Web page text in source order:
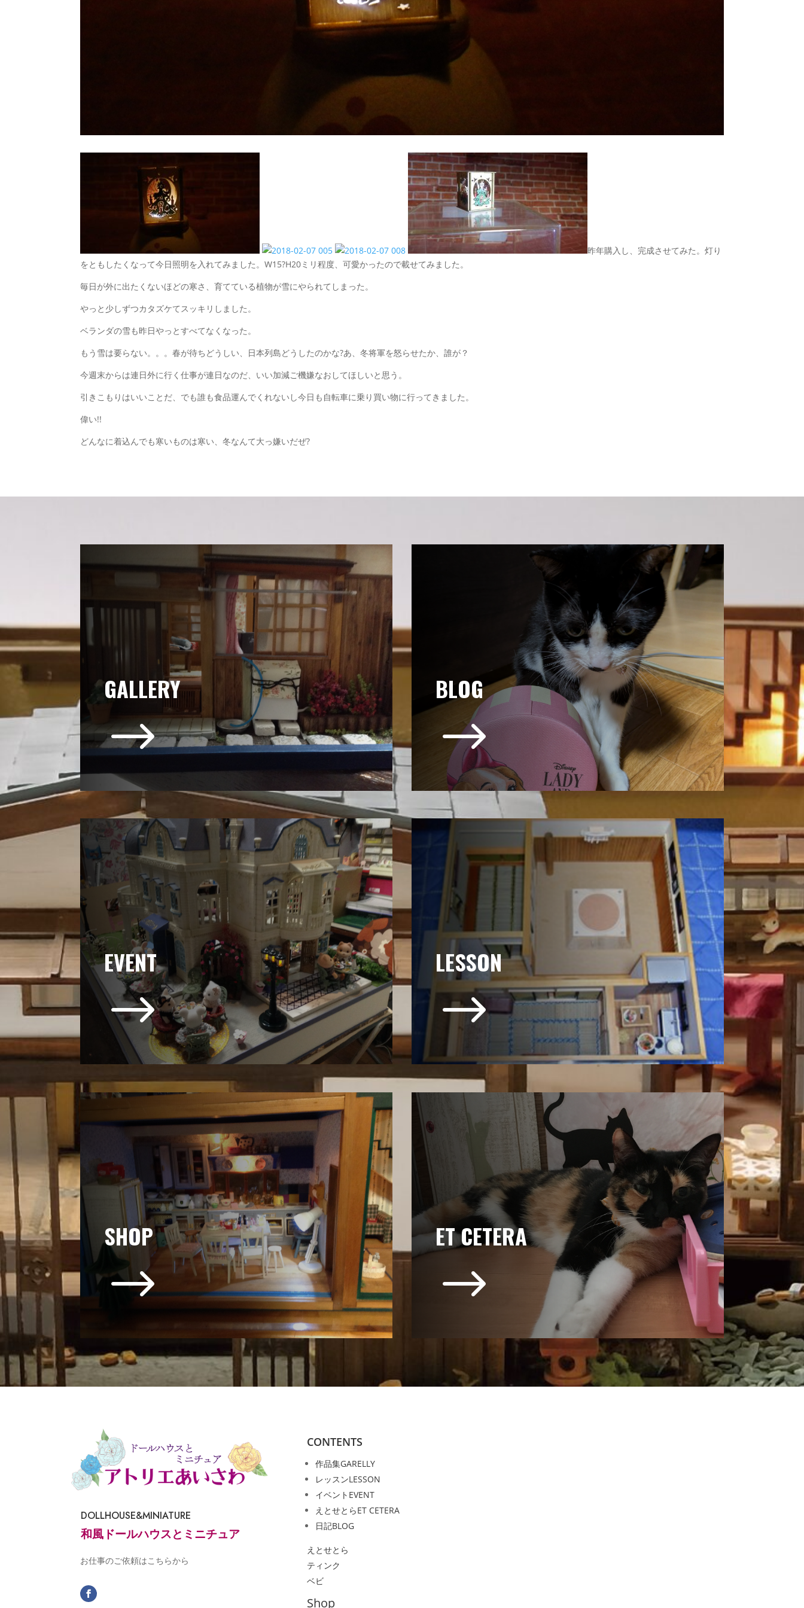
昨年購入し、完成させてみた。灯り
をともしたくなって今日照明を入れてみました。W15?H20ミリ程度、可愛かったので載せてみました。
毎日が外に出たくないほどの寒さ、育てている植物が雪にやられてしまった。
やっと少しずつカタズケてスッキリしました。
ベランダの雪も昨日やっとすべてなくなった。
もう雪は要らない。。。春が待ちどうしい、日本列島どうしたのかな?あ、冬将軍を怒らせたか、誰が？
今週末からは連日外に行く仕事が連日なのだ、いい加減ご機嫌なおしてほしいと思う。
引きこもりはいいことだ、でも誰も食品運んでくれないし今日も自転車に乗り買い物に行ってきました。
偉い!!
どんなに着込んでも寒いものは寒い、冬なんて大っ嫌いだぜ?
GALLERY
$
BLOG
$
EVENT
$
LESSON
$
SHOP
$
ET CETERA
$
DOLLHOUSE&MINIATURE
和風ドールハウスとミニチュア
お仕事のご依頼はこちらから
CONTENTS
作品集GARELLY
レッスンLESSON
イベント EVENT
えとせとらET CETERA
日記BLOG
えとせとら
ティンク
ベビ
Shop